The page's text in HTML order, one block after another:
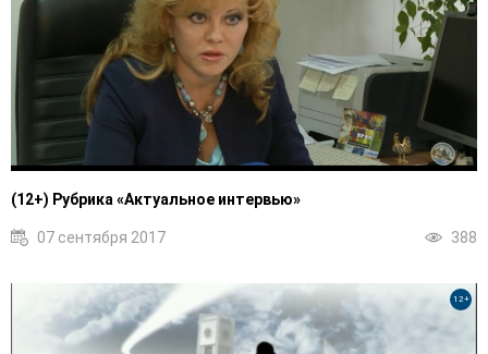
(12+) Рубрика «Актуальное интервью»
07 сентября 2017 388
12+